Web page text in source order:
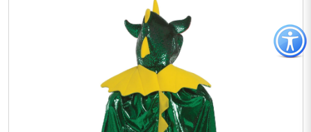
כפתור
לפתיחת
תפריט
נגישות